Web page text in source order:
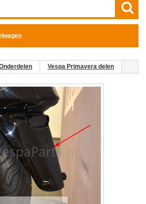
Vespa Primavera delen
/ Sprint in diverse kleuren